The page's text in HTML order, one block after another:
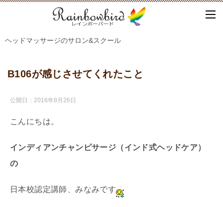
ヘッドマッサージのサロン&スクール
B106が感じさせてくれたこと
公開日： 2016年8月26日
こんにちは。
インディアンチャンピサージ（インド式ヘッドケア）
の
日本校認定講師、みなみです